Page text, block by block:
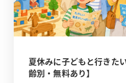
夏休みに子どもと行きた
齢別・無料あり】